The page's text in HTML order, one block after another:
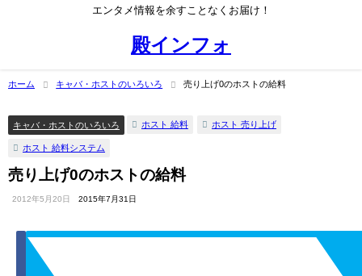
エンタメ情報を余すことなくお届け！
殿インフォ
ホーム キャバ・ホストのいろいろ 売り上げ0のホストの給料
キャバ・ホストのいろいろ ホスト 給料 ホスト 売り上げ
ホスト 給料システム
売り上げ0のホストの給料
2012年5月20日 2015年7月31日